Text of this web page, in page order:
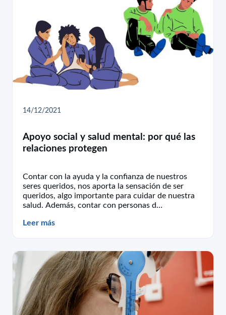
14/12/2021
Apoyo social y salud mental: por qué las
relaciones protegen
Contar con la ayuda y la confianza de nuestros
seres queridos, nos aporta la sensación de ser
queridos, algo importante para cuidar de nuestra
salud. Además, contar con personas d…
Leer más